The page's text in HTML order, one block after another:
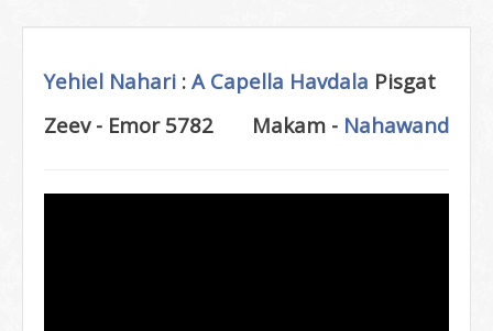
Yehiel Nahari : A Capella Havdala
Makam - Nahawand
Pisgat
Zeev - Emor 5782